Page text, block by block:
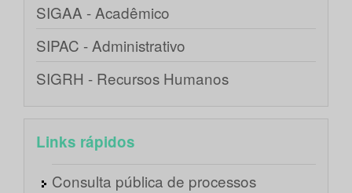
SIGAA - Acadêmico
SIPAC - Administrativo
SIGRH - Recursos Humanos
Links rápidos
Consulta pública de processos